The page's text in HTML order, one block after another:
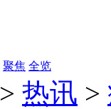
聚焦 全览
> 热讯 >